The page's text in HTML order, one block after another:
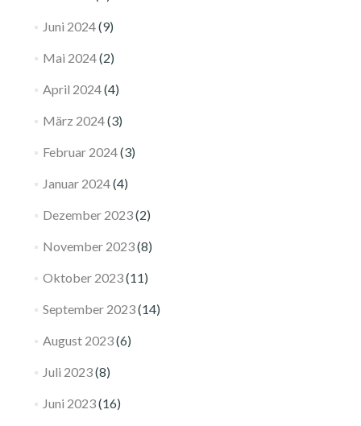
Juni 2024(9)
Mai 2024(2)
April 2024(4)
März 2024(3)
Februar 2024(3)
Januar 2024(4)
Dezember 2023(2)
November 2023(8)
Oktober 2023(11)
September 2023(14)
August 2023(6)
Juli 2023(8)
Juni 2023(16)